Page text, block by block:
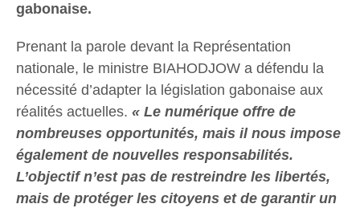
gabonaise.
Prenant la parole devant la Représentation
nationale, le ministre BIAHODJOW a défendu la
nécessité d’adapter la législation gabonaise aux
réalités actuelles. « Le numérique offre de
nombreuses opportunités, mais il nous impose
également de nouvelles responsabilités.
L’objectif n’est pas de restreindre les libertés,
mais de protéger les citoyens et de garantir un